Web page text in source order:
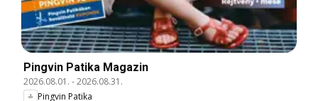
Pingvin Patika Magazin
2026.08.01. -2026.08.31.
Pingvin Patika